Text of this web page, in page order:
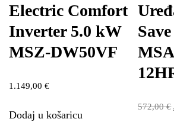
Electric Comfort
Inverter 5.0 kW
MSZ-DW50VF
1.149,00 €
Dodaj u košaricu
572,00€